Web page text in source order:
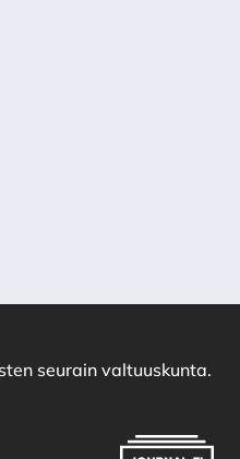
seurain valtuuskunta.